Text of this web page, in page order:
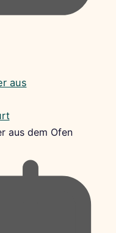
aus dem Ofen